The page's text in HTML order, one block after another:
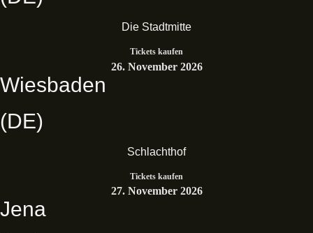
Die Stadtmitte
Tickets kaufen
26. November 2026
Wiesbaden
(DE)
Schlachthof
Tickets kaufen
27. November 2026
Jena